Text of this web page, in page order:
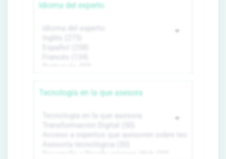
Idioma del experto
Tecnología en la que asesora